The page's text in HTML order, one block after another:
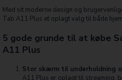
Med sit moderne design og
Tab A11 Plus et oplagt valg til både
5 gode grunde til at købe
A11 Plus
Stor skærm til underholdning
A11 Plus er oplagt til streaming,